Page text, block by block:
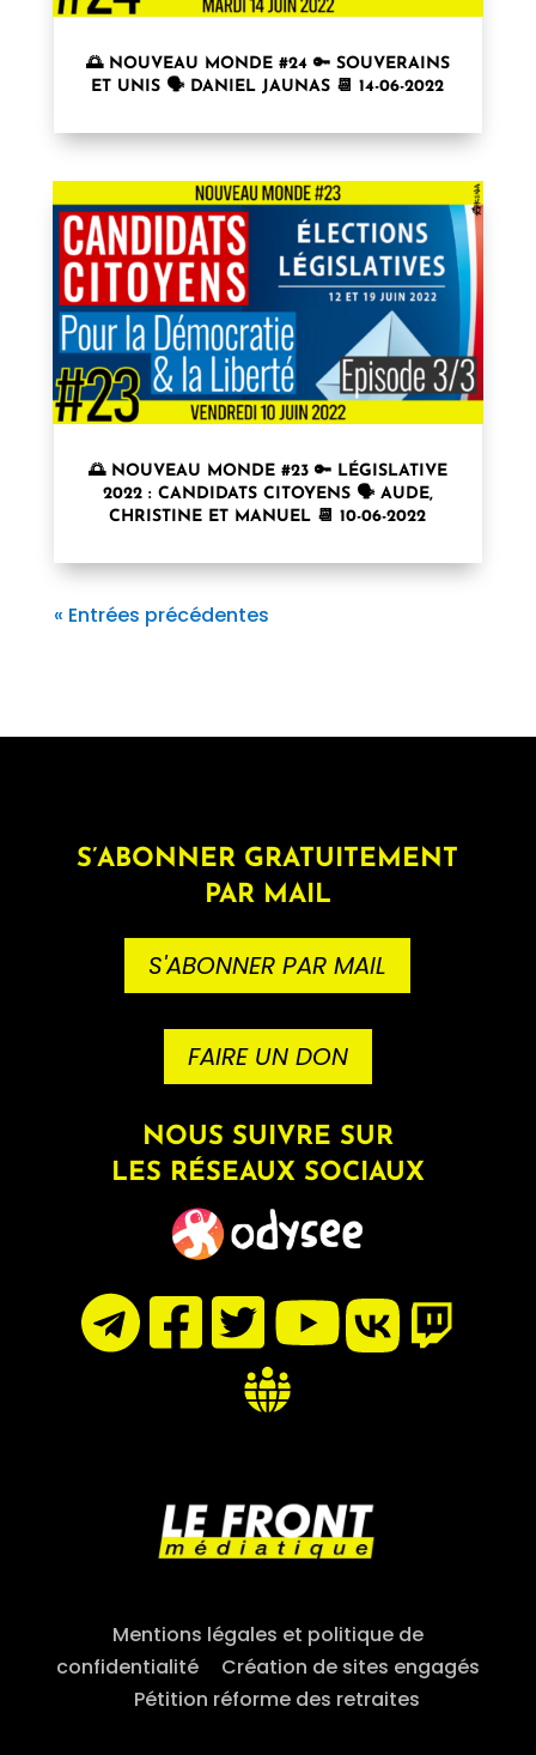
🌅 NOUVEAU MONDE #24 🔑 SOUVERAINS
ET UNIS 🗣 DANIEL JAUNAS 📆 14-06-2022
🌅 NOUVEAU MONDE #23 🔑 LÉGISLATIVE
2022 : CANDIDATS CITOYENS 🗣 AUDE,
CHRISTINE ET MANUEL 📆 10-06-2022
« Entrées précédentes
S’ABONNER GRATUITEMENT
PAR MAIL
S'ABONNER PAR MAIL
FAIRE UN DON
NOUS SUIVRE SUR
LES RÉSEAUX SOCIAUX
Mentions légales et politique de
confidentialité– Création de sites engagés
Pétition réforme des retraites